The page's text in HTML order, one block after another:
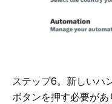
ステップ6。新しいハ
ボタンを押す必要があ